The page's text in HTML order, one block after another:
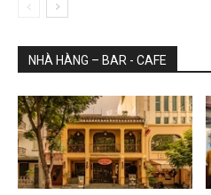
NHÀ HÀNG – BAR - CAFE